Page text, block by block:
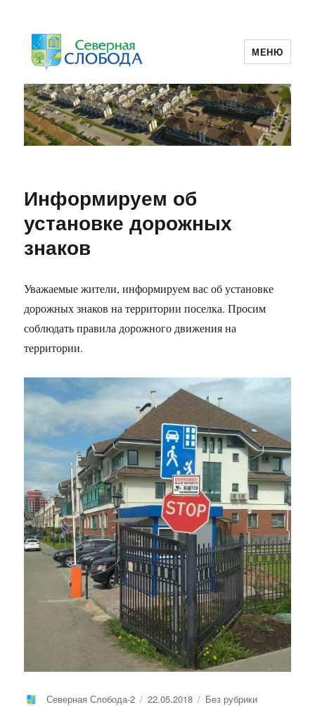
ТСЖ Северная Слобода 2
МЕНЮ
Информируем об
установке дорожных
знаков
Уважаемые жители, информируем вас об установке
дорожных знаков на территории поселка. Просим
соблюдать правила дорожного движения на
территории.
Автор
Северная Слобода-2 Опубликовано
22.05.2018 Рубрики
Без рубрики